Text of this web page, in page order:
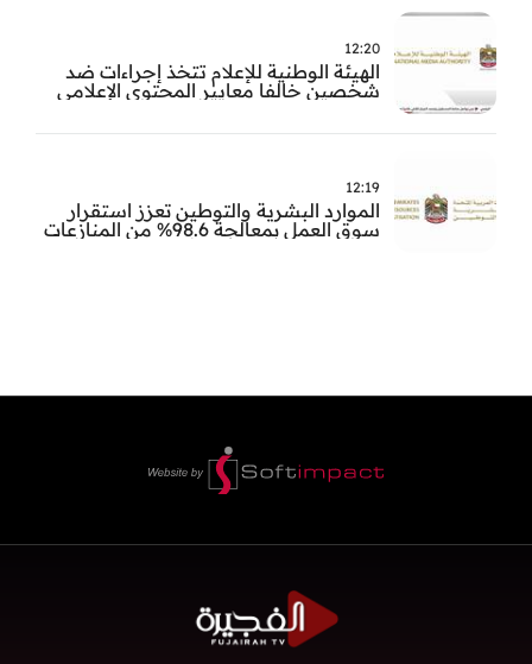
12:20
الهيئة الوطنية للإعلام تتخذ إجراءات ضد
شخصين خالفا معايير المحتوى الإعلامي
12:19
الموارد البشرية والتوطين تعزز استقرار
سوق العمل بمعالجة 98.6% من المنازعات